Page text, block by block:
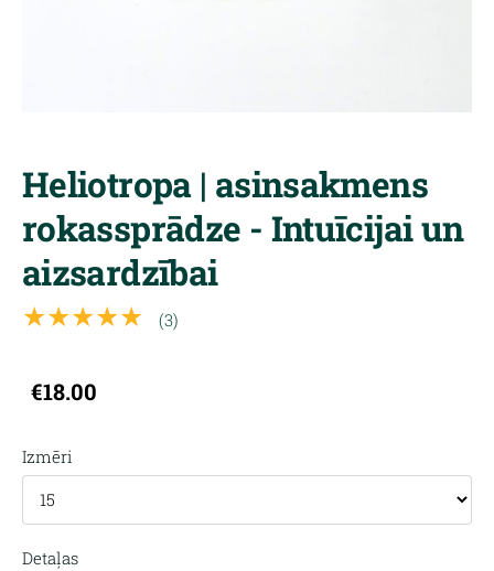
Heliotropa | asinsakmens
rokassprādze - Intuīcijai un
aizsardzībai
★★★★★ (3)
€18.00
Izmēri
Detaļas